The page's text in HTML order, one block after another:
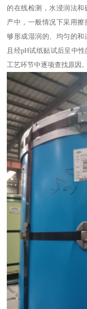
的在线检测，水浸润法
产中，一般情况下采用
够形成湿润的、均匀的和
且经pH试纸贴试后呈中
工艺环节中逐项查找原因。